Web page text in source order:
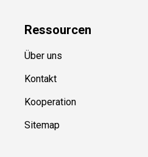
Ressourcen
Über uns
Kontakt
Kooperation
Sitemap